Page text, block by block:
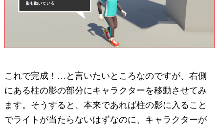
これで完成！…と言いたいところなのですが、右側
にある柱の影の部分にキャラクターを移動させてみ
ます。そうすると、本来であれば柱の影に入ること
でライトが当たらないはずなのに、キャラクターが